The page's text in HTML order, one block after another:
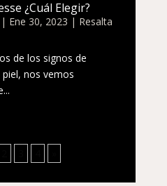
¿Cuál Elegir?
| Ene 30, 2023 | Resalta
de los signos de
nos vemos